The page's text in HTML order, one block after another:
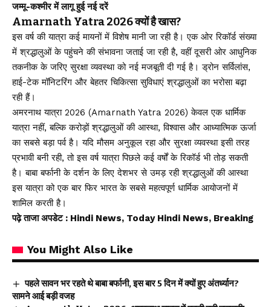
जम्मू-कश्मीर में लागू हुई नई दरें
Amarnath Yatra 2026 क्यों है खास?
इस वर्ष की यात्रा कई मायनों में विशेष मानी जा रही है। एक ओर रिकॉर्ड संख्या
में श्रद्धालुओं के पहुंचने की संभावना जताई जा रही है, वहीं दूसरी ओर आधुनिक
तकनीक के जरिए सुरक्षा व्यवस्था को नई मजबूती दी गई है। ड्रोन सर्विलांस,
हाई-टेक मॉनिटरिंग और बेहतर चिकित्सा सुविधाएं श्रद्धालुओं का भरोसा बढ़ा
रही हैं।
अमरनाथ यात्रा 2026 (Amarnath Yatra 2026) केवल एक धार्मिक
यात्रा नहीं, बल्कि करोड़ों श्रद्धालुओं की आस्था, विश्वास और आध्यात्मिक ऊर्जा
का सबसे बड़ा पर्व है। यदि मौसम अनुकूल रहा और सुरक्षा व्यवस्था इसी तरह
प्रभावी बनी रही, तो इस वर्ष यात्रा पिछले कई वर्षों के रिकॉर्ड भी तोड़ सकती
है। बाबा बर्फानी के दर्शन के लिए देशभर से उमड़ रही श्रद्धालुओं की आस्था
इस यात्रा को एक बार फिर भारत के सबसे महत्वपूर्ण धार्मिक आयोजनों में
शामिल करती है।
पढ़े ताजा अपडेट : Hindi News, Today Hindi News, Breaking
You Might Also Like
पहले सावन भर रहते थे बाबा बर्फानी, इस बार 5 दिन में क्यों हुए अंतर्ध्यान?
सामने आई बड़ी वजह